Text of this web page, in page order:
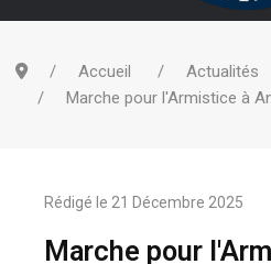
Accueil
Actualités
Marche pour l'Armistice à
Rédigé le 21 Décembre 2025
Marche pour